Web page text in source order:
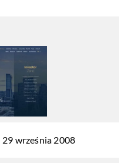
29 września 2008